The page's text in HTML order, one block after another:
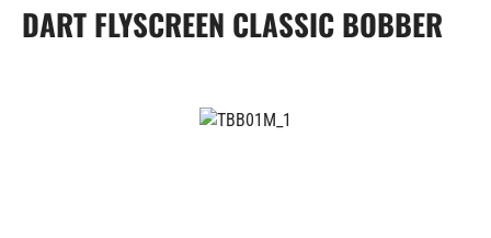
DART FLYSCREEN CLASSIC BOBBER
Omitir galería de imágenes